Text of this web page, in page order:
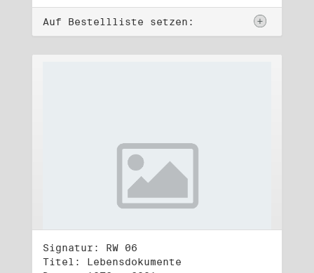
Auf Bestellliste setzen:
Signatur: RW 06
Titel: Lebensdokumente